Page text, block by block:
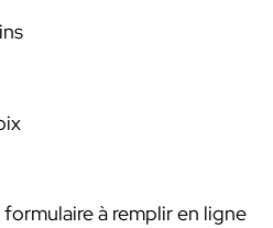
à remplir en ligne